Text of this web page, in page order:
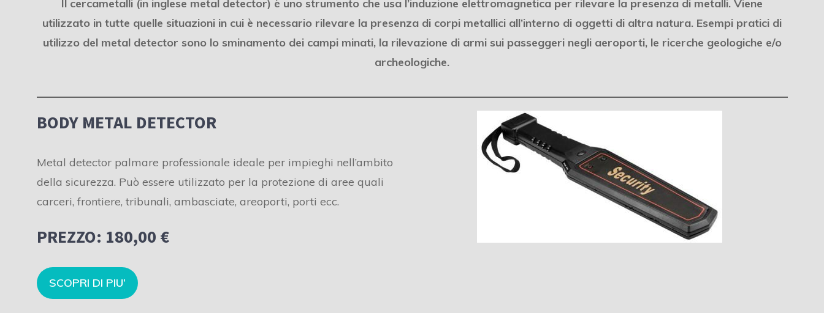
Il cercametalli (in inglese metal detector) è uno strumento che usa l’induzione elettromagnetica per rilevare la presenza di metalli. Viene
utilizzato in tutte quelle situazioni in cui è necessario rilevare la presenza di corpi metallici all’interno di oggetti di altra natura. Esempi pratici di
utilizzo del metal detector sono lo sminamento dei campi minati, la rilevazione di armi sui passeggeri negli aeroporti, le ricerche geologiche e/o
archeologiche.
BODY METAL DETECTOR
Metal detector palmare professionale ideale per impieghi nell’ambito
della sicurezza. Può essere utilizzato per la protezione di aree quali
carceri, frontiere, tribunali, ambasciate, areoporti, porti ecc.
PREZZO: 180,00 €
SCOPRI DI PIU’